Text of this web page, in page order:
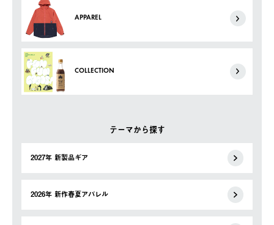
APPAREL
COLLECTION
テーマから探す
2027年 新製品ギア
2026年 新作春夏アパレル